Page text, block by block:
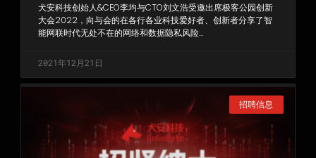
犬安科技创始人&CEO李均与CTO刘文浩受邀出席极客公园创新
大会2022，向与会的在各行各业科技爱好者、创新者分享了智
能网联时代无处不在的网络和数据隐私风险…
2021年12月21日
招聘信息